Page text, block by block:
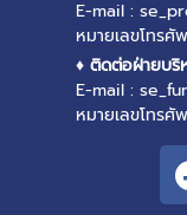
E-mail :
หมายเลขโทร
♦ ติดต่อฝ่ายบริ
E-mail :
หมายเลขโทร